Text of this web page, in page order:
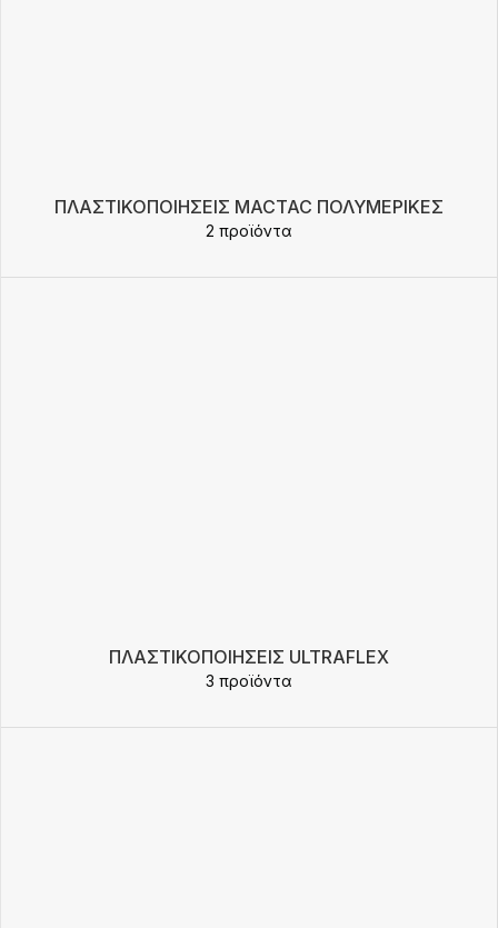
ΠΛΑΣΤΙΚΟΠΟΙΉΣΕΙΣ MACTAC ΠΟΛΥΜΕΡΙΚΈΣ
2 προϊόντα
ΠΛΑΣΤΙΚΟΠΟΙΉΣΕΙΣ ULTRAFLEX
3 προϊόντα